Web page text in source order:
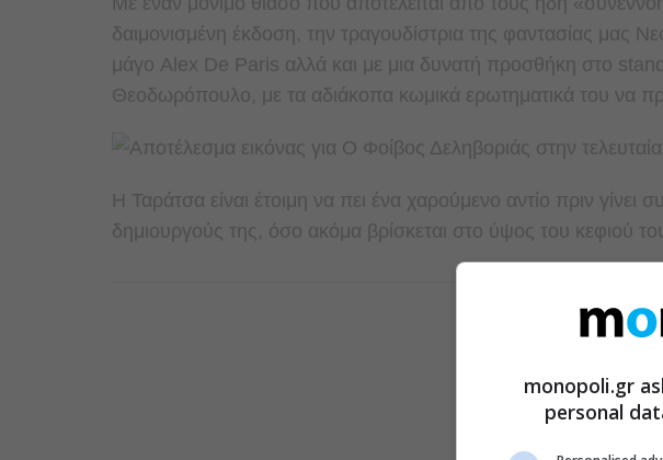
δαιμονισμένη έκδοση, την τραγουδίστρια της φαντασίας μας
μάγο Alex De Paris αλλά και με μια δυνατή προσθήκη στο
Θεοδωρόπουλο, με τα αδιάκοπα κωμικά ερωτηματικά του να
Η Ταράτσα είναι έτοιμη να πει ένα χαρούμενο αντίο πριν
δημιουργούς της, όσο ακόμα βρίσκεται στο ύψος του κεφιού
monopoli.gr
personal